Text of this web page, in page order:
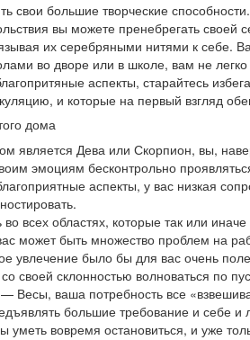
свои большие творческие способности.
вы можете пренебрегать
их серебряными нитями к себе.
во дворе или в школе, вам не легко
аспекты, старайтесь
и которые на первый взгляд
дома
является Дева или Скорпион, вы,
эмоциям бесконтрольно
аспекты, у вас низкая
во всех областях, которые так или
может быть множество проблем на
увлечение было бы для вас очень
своей склонностью волноваться по
Весы, ваша потребность все
большие требование и себе
уметь вовремя остановиться, и уже